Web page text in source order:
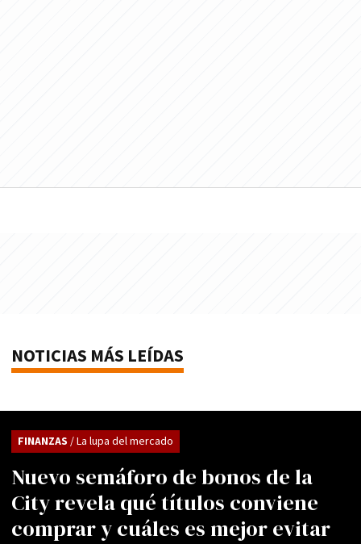
NOTICIAS MÁS LEÍDAS
Nuevo semáforo de bonos de la
City revela qué títulos conviene
comprar y cuáles es mejor evitar
FINANZAS / La lupa del mercado